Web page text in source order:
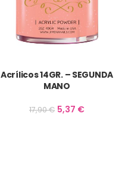
Acrílicos 14GR. – SEGUNDA
MANO
17,90€ 5,37 €